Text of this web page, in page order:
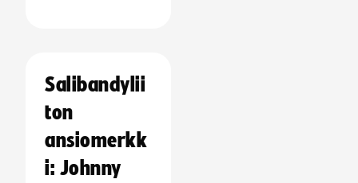
Salibandylii
ton
ansiomerkk
i: Johnny